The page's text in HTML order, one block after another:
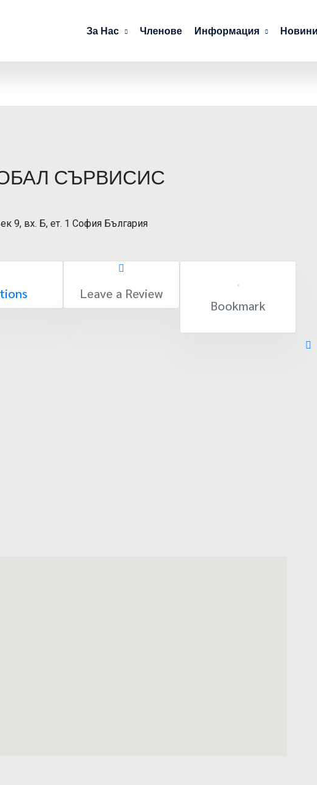
За Нас Членове Информация
СЪРВИСИС
9, вх. Б, ет. 1 София България
Leave a Review
Bookmark